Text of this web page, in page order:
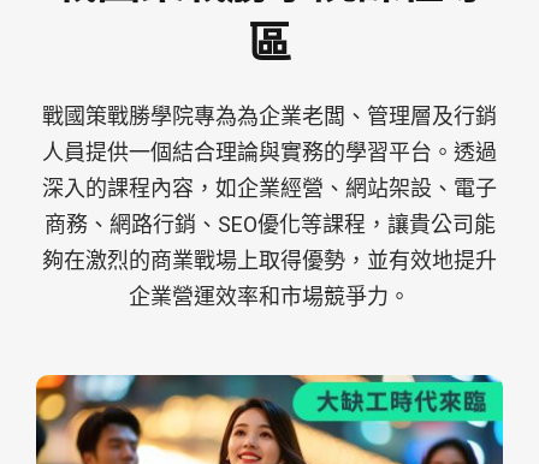
區
戰國策戰勝學院專為為企業老闆、管理層及行銷
人員提供一個結合理論與實務的學習平台。透過
深入的課程內容，如企業經營、網站架設、電子
商務、網路行銷、SEO優化等課程，讓貴公司能
夠在激烈的商業戰場上取得優勢，並有效地提升
企業營運效率和市場競爭力。